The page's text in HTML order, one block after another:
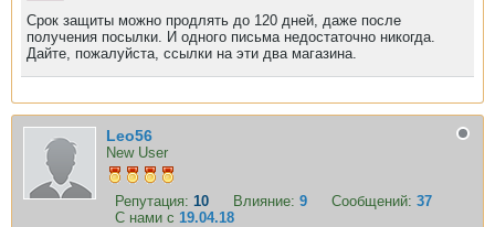
Срок защиты можно продлять до 120 дней, даже после
получения посылки. И одного письма недостаточно никогда.
Дайте, пожалуйста, ссылки на эти два магазина.
Leo56
New User
Репутация: 10 Влияние: 9 Сообщений: 37
С нами с 19.04.18